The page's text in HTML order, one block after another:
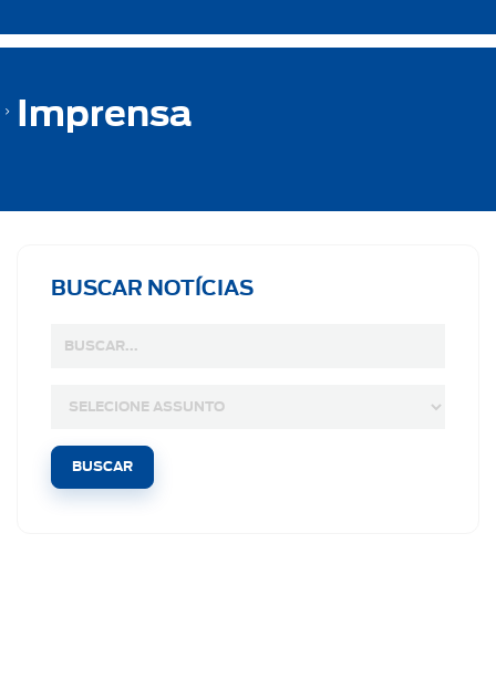
Imprensa
BUSCAR NOTÍCIAS